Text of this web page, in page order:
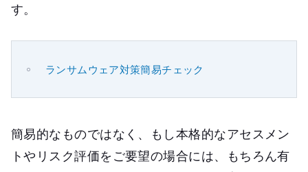
す。
ランサムウェア対策簡易チェック
簡易的なものではなく、もし本格的なアセスメン
トやリスク評価をご要望の場合には、もちろん有